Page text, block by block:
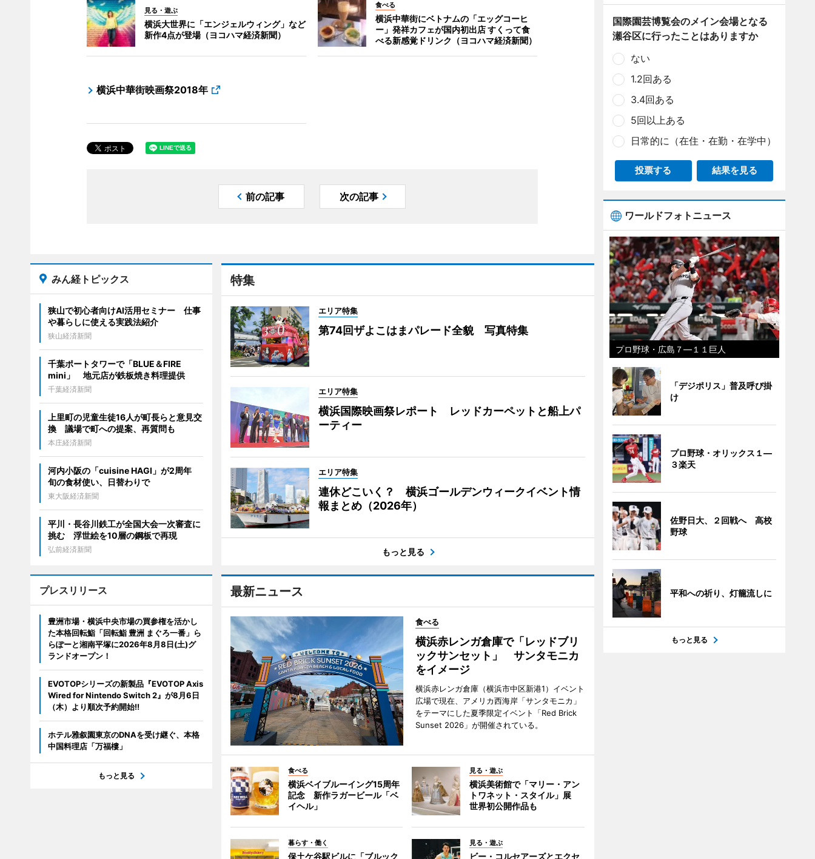
見る・遊ぶ
横浜大世界に「エンジェルウィング」など
新作4点が登場（ヨコハマ経済新聞）
食べる
横浜中華街にベトナムの「エッグコーヒ
ー」発祥カフェが国内初出店 すくって食
べる新感覚ドリンク（ヨコハマ経済新聞）
横浜中華街映画祭2018年
前の記事 次の記事
特集
エリア特集
第74回ザよこはまパレード全貌 写真特集
エリア特集
横浜国際映画祭レポート レッドカーペットと船上パ
ーティー
エリア特集
連休どこいく？ 横浜ゴールデンウィークイベント情
報まとめ（2026年）
もっと見る
最新ニュース
食べる
横浜赤レンガ倉庫で「レッドブリ
ックサンセット」 サンタモニカ
をイメージ
横浜赤レンガ倉庫（横浜市中区新港1）イベント
広場で現在、アメリカ西海岸「サンタモニカ」
をテーマにした夏季限定イベント「Red Brick
Sunset 2026」が開催されている。
食べる
横浜ベイブルーイング15周年
記念 新作ラガービール「ベ
イヘル」
見る・遊ぶ
横浜美術館で「マリー・アン
トワネット・スタイル」展
世界初公開作品も
暮らす・働く
保土ケ谷駅ビルに「ブルック
見る・遊ぶ
ビー・コルセアーズとエクセ
みん経トピックス
狭山で初心者向けAI活用セミナー 仕事
や暮らしに使える実践法紹介
狭山経済新聞
千葉ポートタワーで「BLUE＆FIRE
mini」 地元店が鉄板焼き料理提供
千葉経済新聞
上里町の児童生徒16人が町長らと意見交
換 議場で町への提案、再質問も
本庄経済新聞
河内小阪の「cuisine HAGI」が2周年
旬の食材使い、日替わりで
東大阪経済新聞
平川・長谷川鉄工が全国大会一次審査に
挑む 浮世絵を10層の鋼板で再現
弘前経済新聞
プレスリリース
豊洲市場・横浜中央市場の買参権を活かし
た本格回転鮨「回転鮨 豊洲 まぐろ一番」ら
らぽーと湘南平塚に2026年8月8日(土)グ
ランドオープン！
EVOTOPシリーズの新製品『EVOTOP Axis
Wired for Nintendo Switch 2』が8月6日
（木）より順次予約開始!!
ホテル雅叙園東京のDNAを受け継ぐ、本格
中国料理店「万福樓」
もっと見る
国際園芸博覧会のメイン会場となる
瀬谷区に行ったことはありますか
ない
1.2回ある
3.4回ある
5回以上ある
日常的に（在住・在勤・在学中）
投票する 結果を見る
ワールドフォトニュース
プロ野球・広島７―１１巨人
「デジポリス」普及呼び掛
け
プロ野球・オリックス１―
３楽天
佐野日大、２回戦へ 高校
野球
平和への祈り、灯籠流しに
もっと見る